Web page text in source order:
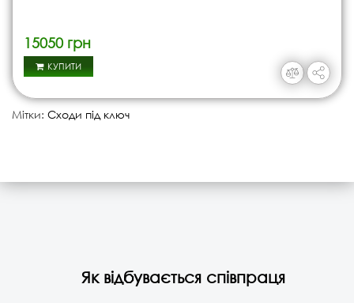
15050 грн
КУПИТИ
Мітки: Сходи під ключ
Як відбувається співпраця